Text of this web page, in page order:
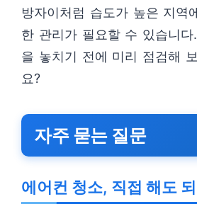
방자이처럼 습도가 높은 지역
한 관리가 필요할 수 있습니
을 놓치기 전에 미리 점검해
요?
자주 묻는 질문
에어컨 청소, 직접 해도